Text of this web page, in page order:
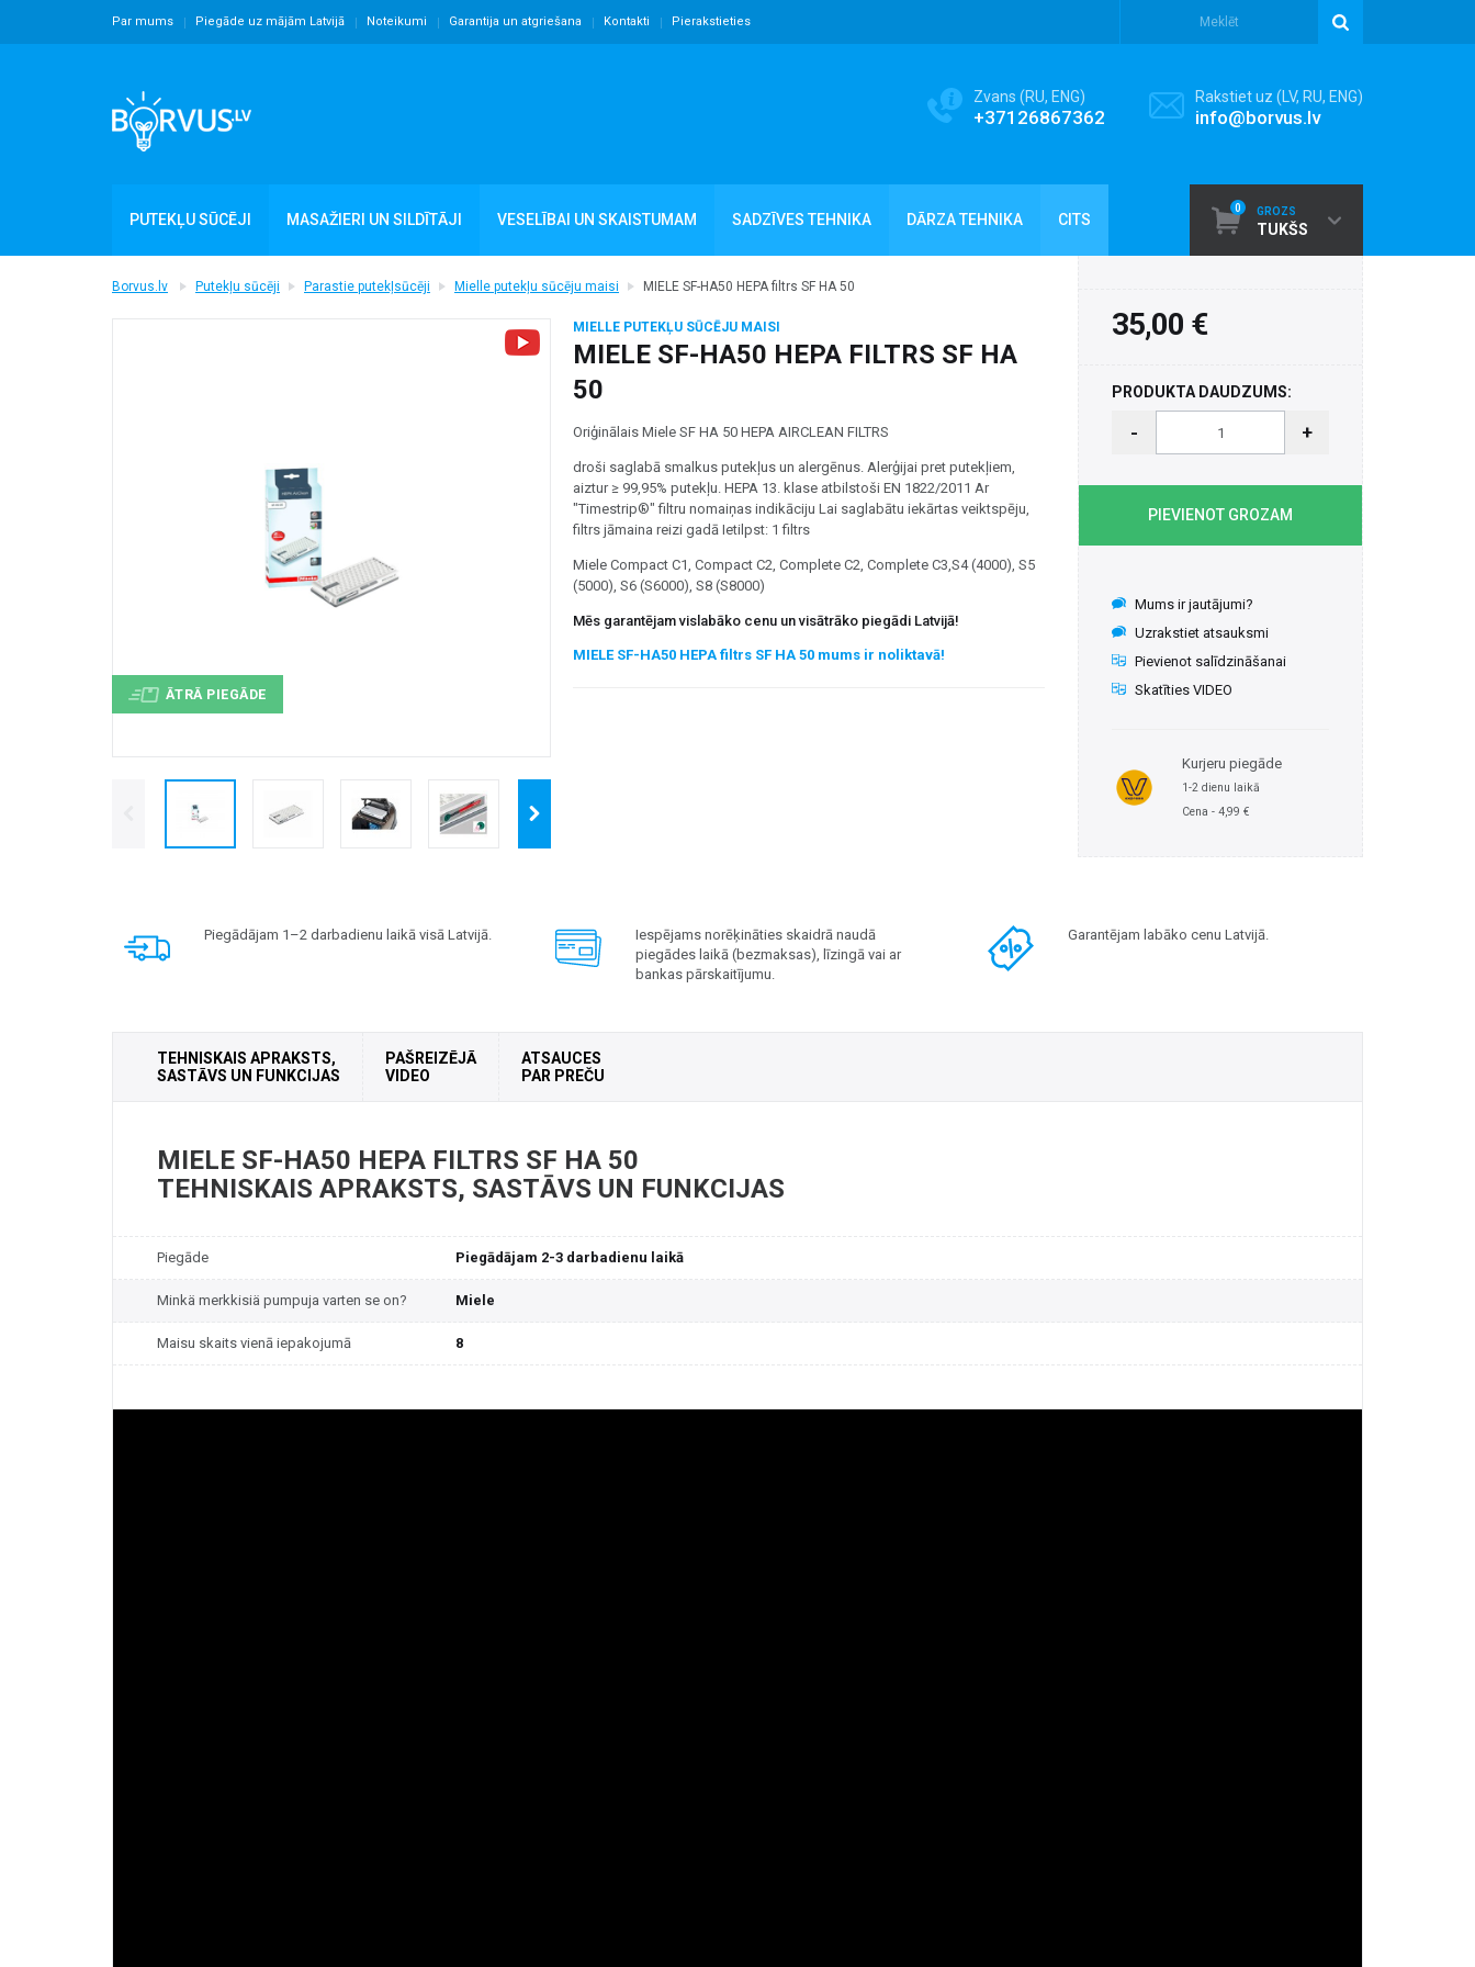
Par mums Piegāde uz mājām Latvijā Noteikumi Garantija un atgriešana Kontakti Pierakstieties
Zvans (RU, ENG)
+37126867362
Rakstiet uz (LV, RU, ENG)
info@borvus.lv
0 GROZS
TUKŠS
PUTEKĻU SŪCĒJI MASAŽIERI UN SILDĪTĀJI VESELĪBAI UN SKAISTUMAM SADZĪVES TEHNIKA DĀRZA TEHNIKA CITS
Borvus.lv Putekļu sūcēji Parastie putekļsūcēji Mielle putekļu sūcēju maisi MIELE SF-HA50 HEPA filtrs SF HA 50
ĀTRĀ PIEGĀDE
35,00 €
PRODUKTA DAUDZUMS:
- +
PIEVIENOT GROZAM
Mums ir jautājumi?
Uzrakstiet atsauksmi
Pievienot salīdzināšanai
Skatīties VIDEO
Kurjeru piegāde
1-2 dienu laikā
Cena - 4,99 €
MIELLE PUTEKĻU SŪCĒJU MAISI
MIELE SF-HA50 HEPA FILTRS SF HA
50
Oriģinālais Miele SF HA 50 HEPA AIRCLEAN FILTRS
droši saglabā smalkus putekļus un alergēnus. Alerģijai pret putekļiem,
aiztur ≥ 99,95% putekļu. HEPA 13. klase atbilstoši EN 1822/2011 Ar
"Timestrip®" filtru nomaiņas indikāciju Lai saglabātu iekārtas veiktspēju,
filtrs jāmaina reizi gadā Ietilpst: 1 filtrs
Miele Compact C1, Compact C2, Complete C2, Complete C3,S4 (4000), S5
(5000), S6 (S6000), S8 (S8000)
Mēs garantējam vislabāko cenu un visātrāko piegādi Latvijā!
MIELE SF-HA50 HEPA filtrs SF HA 50 mums ir noliktavā!
Piegādājam 1–2 darbadienu laikā visā Latvijā.
Iespējams norēķināties skaidrā naudā
piegādes laikā (bezmaksas), līzingā vai ar
bankas pārskaitījumu.
Garantējam labāko cenu Latvijā.
TEHNISKAIS APRAKSTS,
SASTĀVS UN FUNKCIJAS
PAŠREIZĒJĀ
VIDEO
ATSAUCES
PAR PREČU
MIELE SF-HA50 HEPA FILTRS SF HA 50
TEHNISKAIS APRAKSTS, SASTĀVS UN FUNKCIJAS
Piegāde Piegādājam 2-3 darbadienu laikā
Minkä merkkisiä pumpuja varten se on? Miele
Maisu skaits vienā iepakojumā 8